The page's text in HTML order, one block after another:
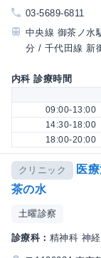
03-5689-6811
中央線 御茶ノ水
分 / 千代田線 新
内科 診療時間
09:00-13:00
14:30-18:00
18:00-20:00
クリニック
医
茶の水
土曜診察
診療科： 精神科 神